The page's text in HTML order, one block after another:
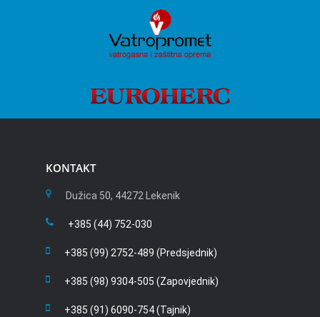
KONTAKT
Dužica 50, 44272 Lekenik
+385 (44) 752-030
+385 (99) 2752-489 (Predsjednik)
+385 (98) 9304-505 (Zapovjednik)
+385 (91) 6090-754 (Tajnik)